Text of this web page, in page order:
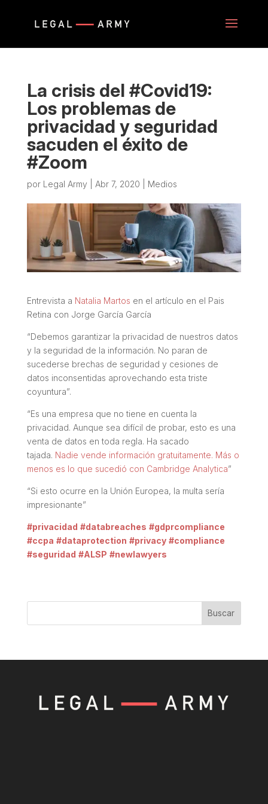
La crisis del #Covid19:
Los problemas de
privacidad y seguridad
sacuden el éxito de
#Zoom
por Legal Army Abr 7, 2020 Medios
Entrevista a Natalia Martos en el artículo en el Pais
Retina con Jorge García García
“Debemos garantizar la privacidad de nuestros datos
y la seguridad de la información. No paran de
sucederse brechas de seguridad y cesiones de
datos inconsentidas aprovechando esta triste
coyuntura”.
“Es una empresa que no tiene en cuenta la
privacidad. Aunque sea difícil de probar, esto es una
venta de datos en toda regla. Ha sacado
tajada. Nadie vende información gratuitamente. Más o
menos es lo que sucedió con Cambridge Analytica”
“Si esto ocurre en la Unión Europea, la multa sería
impresionante”
#privacidad #databreaches #gdprcompliance
#ccpa #dataprotection #privacy #compliance
#seguridad #ALSP #newlawyers
Buscar